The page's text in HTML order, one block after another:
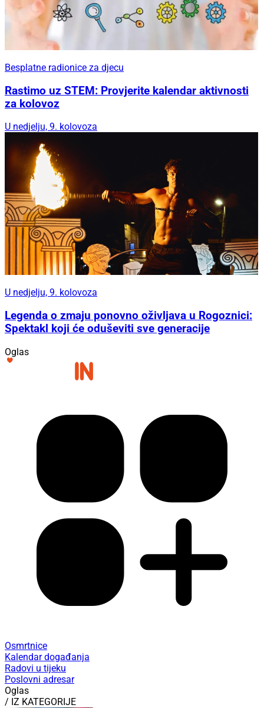
Besplatne radionice za djecu
Rastimo uz STEM: Provjerite kalendar aktivnosti
za kolovoz
U nedjelju, 9. kolovoza
U nedjelju, 9. kolovoza
Legenda o zmaju ponovno oživljava u Rogoznici:
Spektakl koji će oduševiti sve generacije
Oglas
Osmrtnice
Kalendar događanja
Radovi u tijeku
Poslovni adresar
Oglas
/ IZ KATEGORIJE